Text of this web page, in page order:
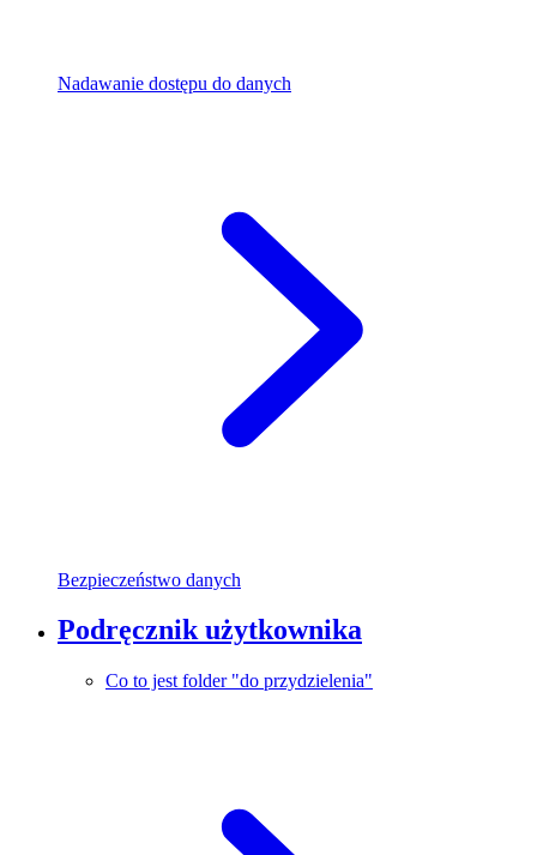
Nadawanie dostępu do danych
Bezpieczeństwo danych
Podręcznik użytkownika
Co to jest folder "do przydzielenia"